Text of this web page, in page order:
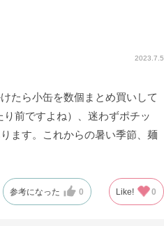
2023.7.5
たら小缶を数個まとめ買いして
前ですよね）、迷わずポチッ
ます。これからの暑い季節、麺
参考になった 0 Like! 0